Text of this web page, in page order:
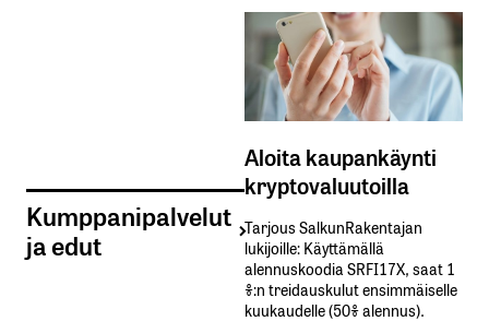
Kumppanipalvelut
ja edut
Aloita kaupankäynti
kryptovaluutoilla
Tarjous SalkunRakentajan
lukijoille: Käyttämällä​ ​
alennuskoodia​ ​SRFI17X,​ ​saat​ ​1
%:n treidauskulut​ ​ensimmäiselle​ ​
kuukaudelle​ ​(50%​ ​alennus).